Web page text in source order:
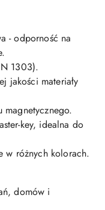
- odporność na
1303).
jakości materiały
magnetycznego.
key, idealna do
w różnych kolorach.
domów i